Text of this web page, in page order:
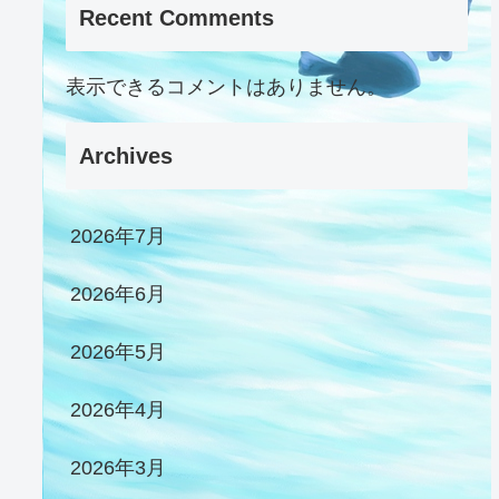
Recent Comments
表示できるコメントはありません。
Archives
2026年7月
2026年6月
2026年5月
2026年4月
2026年3月